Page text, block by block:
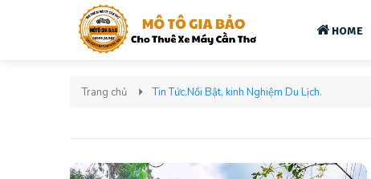
HOME
Trang chủ Tin Tức,Nổi Bật, kinh Nghiệm Du Lịch.